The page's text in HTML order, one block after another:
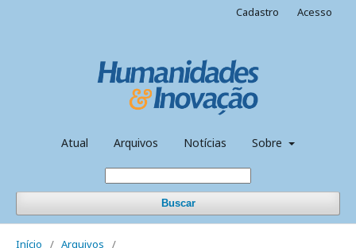
Atual Arquivos Notícias Sobre
Buscar
Cadastro Acesso
Início / Arquivos
/